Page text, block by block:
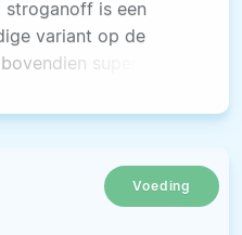
stroganoff is een
variant op de
supersnel
Voeding